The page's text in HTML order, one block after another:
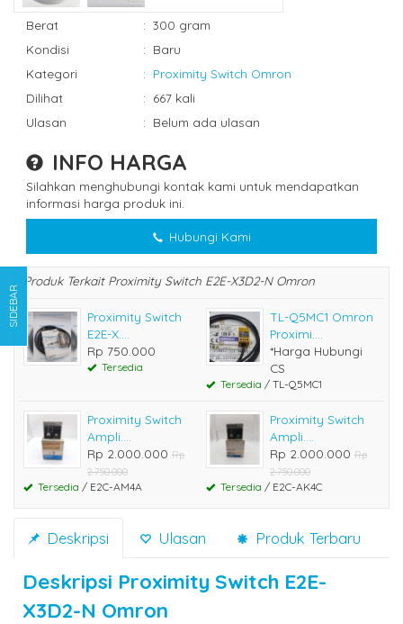
Berat : 300 gram
Kondisi
: Baru
Kategori
: Proximity Switch Omron
Dilihat
: 667 kali
Ulasan
: Belum ada ulasan
INFO HARGA
Silahkan menghubungi kontak kami untuk mendapatkan
informasi harga produk ini.
Hubungi Kami
Produk Terkait Proximity Switch E2E-X3D2-N Omron
Proximity Switch
E2E-X....
Rp 750.000
Tersedia
TL-Q5MC1 Omron
Proximi....
*Harga Hubungi
CS
Tersedia / TL-Q5MC1
Proximity Switch
Ampli....
Rp 2.000.000 Rp
2.750.000
Tersedia / E2C-AM4A
Proximity Switch
Ampli....
Rp 2.000.000 Rp
2.750.000
Tersedia / E2C-AK4C
Deskripsi Ulasan Produk Terbaru
Deskripsi Proximity Switch E2E-
X3D2-N Omron
SIDEBAR